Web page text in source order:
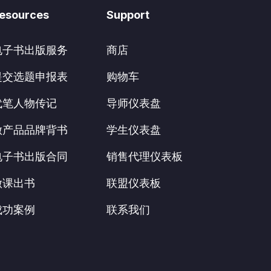
子书出版服务
交选题申报表
笔人物传记
产品品牌背书
书出版合同
课出书
案例
Support
商店
购物车
导师仪表盘
学生仪表盘
销售代理仪表板
联盟仪表板
联系我们